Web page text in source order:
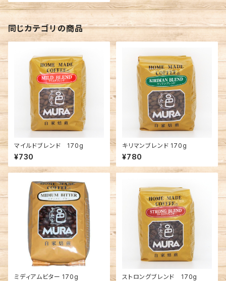
同じカテゴリの商品
マイルドブレンド 170g
¥730
キリマンブレンド 170g
¥780
ミディアムビター 170g ストロングブレンド 170g